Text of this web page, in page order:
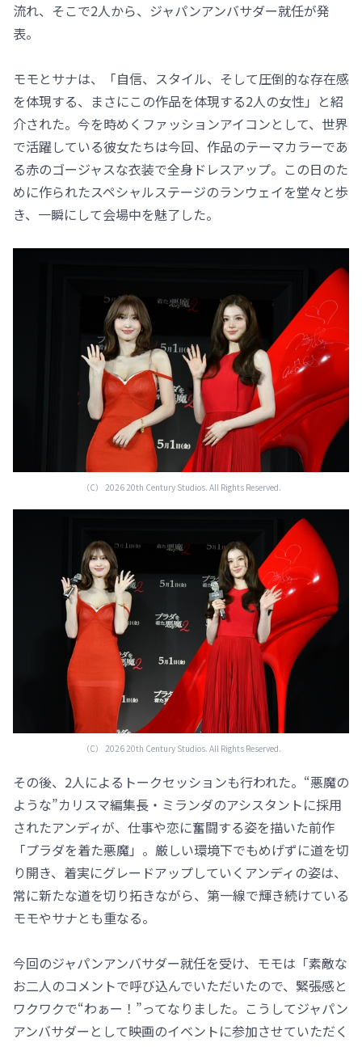
流れ、そこで2人から、ジャパンアンバサダー就任が発
表。
モモとサナは、「自信、スタイル、そして圧倒的な存在感
を体現する、まさにこの作品を体現する2人の女性」と紹
介された。今を時めくファッションアイコンとして、世界
で活躍している彼女たちは今回、作品のテーマカラーであ
る赤のゴージャスな衣装で全身ドレスアップ。この日のた
めに作られたスペシャルステージのランウェイを堂々と歩
き、一瞬にして会場中を魅了した。
（C） 2026 20th Century Studios. All Rights Reserved.
（C） 2026 20th Century Studios. All Rights Reserved.
その後、2人によるトークセッションも行われた。“悪魔の
ような”カリスマ編集長・ミランダのアシスタントに採用
されたアンディが、仕事や恋に奮闘する姿を描いた前作
「プラダを着た悪魔」。厳しい環境下でもめげずに道を切
り開き、着実にグレードアップしていくアンディの姿は、
常に新たな道を切り拓きながら、第一線で輝き続けている
モモやサナとも重なる。
今回のジャパンアンバサダー就任を受け、モモは「素敵な
お二人のコメントで呼び込んでいただいたので、緊張感と
ワクワクで“わぁー！”ってなりました。こうしてジャパン
アンバサダーとして映画のイベントに参加させていただく